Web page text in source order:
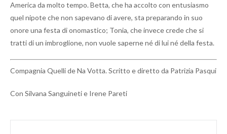
America da molto tempo. Betta, che ha accolto con entusiasmo
quel nipote che non sapevano di avere, sta preparando in suo
onore una festa di onomastico; Tonia, che invece crede che si
tratti di un imbroglione, non vuole saperne né di lui né della festa.
Compagnia Quelli de Na Votta. Scritto e diretto da Patrizia Pasqui
Con Silvana Sanguineti e Irene Pareti